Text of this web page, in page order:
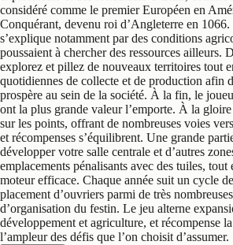
considéré comme le premier Européen en
Conquérant, devenu roi d’Angleterre en
s’explique notamment par des conditions
poussaient à chercher des ressources ailleurs.
explorez et pillez de nouveaux territoires tout
quotidiennes de collecte et de production afin
prospère au sein de la société. À la fin, le
ont la plus grande valeur l’emporte. À la
sur les points, offrant de nombreuses voies
et récompenses s’équilibrent. Une grande
développer votre salle centrale et d’autres
emplacements pénalisants avec des tuiles, tout
moteur efficace. Chaque année suit un cycle
placement d’ouvriers parmi de très
d’organisation du festin. Le jeu alterne
développement et agriculture, et récompense
l’ampleur des défis que l’on choisit d’assumer.